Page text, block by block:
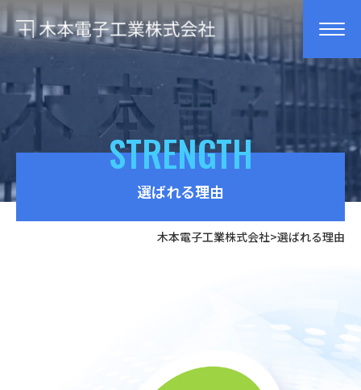
STRENGTH
選ばれる理由
木本電子工業株式会社>選ばれる理由